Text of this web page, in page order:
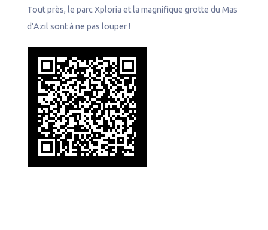
Tout près, le parc Xploria et la magnifique grotte du Mas
d’Azil sont à ne pas louper !